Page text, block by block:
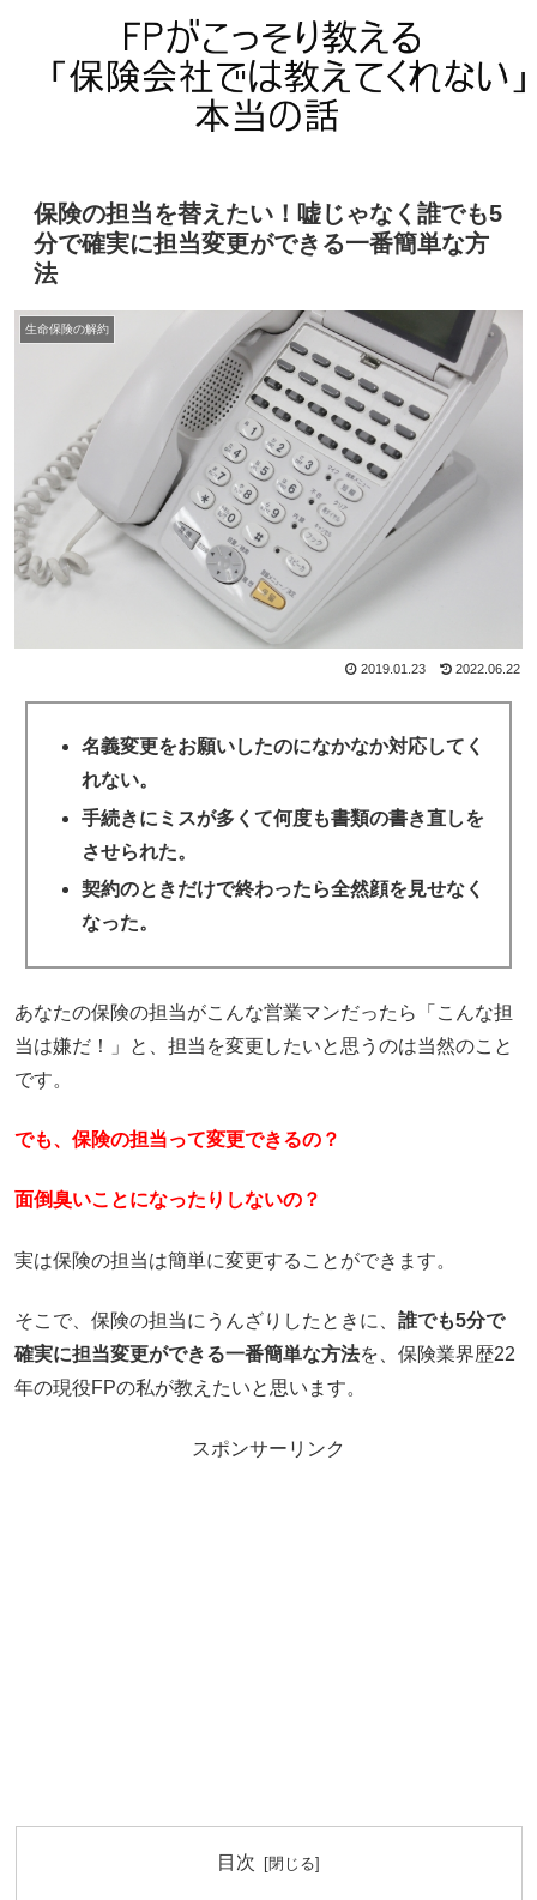
保険の担当を替えたい！嘘じゃなく誰でも5
分で確実に担当変更ができる一番簡単な方
法
生命保険の解約
2019.01.23 2022.06.22
名義変更をお願いしたのになかなか対応してく
れない。
手続きにミスが多くて何度も書類の書き直しを
させられた。
契約のときだけで終わったら全然顔を見せなく
なった。
あなたの保険の担当がこんな営業マンだったら「こんな担
当は嫌だ！」と、担当を変更したいと思うのは当然のこと
です。
でも、保険の担当って変更できるの？
面倒臭いことになったりしないの？
実は保険の担当は簡単に変更することができます。
そこで、保険の担当にうんざりしたときに、誰でも5分で
確実に担当変更ができる一番簡単な方法を、保険業界歴22
年の現役FPの私が教えたいと思います。
スポンサーリンク
目次